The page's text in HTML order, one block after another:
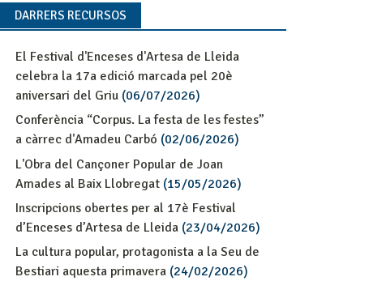
DARRERS RECURSOS
El Festival d'Enceses d'Artesa de Lleida
celebra la 17a edició marcada pel 20è
aniversari del Griu(06/07/2026)
Conferència “Corpus. La festa de les festes”
a càrrec d'Amadeu Carbó (02/06/2026)
L'Obra del Cançoner Popular de Joan
Amades al Baix Llobregat(15/05/2026)
Inscripcions obertes per al 17è Festival
d’Enceses d’Artesa de Lleida(23/04/2026)
La cultura popular, protagonista a la Seu de
Bestiari aquesta primavera(24/02/2026)